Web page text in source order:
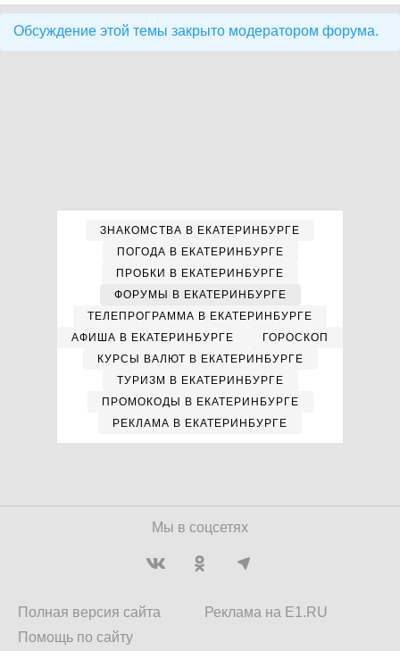
Обсуждение этой темы закрыто модератором форума.
ЗНАКОМСТВА В ЕКАТЕРИНБУРГЕ
ПОГОДА В ЕКАТЕРИНБУРГЕ
ПРОБКИ В ЕКАТЕРИНБУРГЕ
ФОРУМЫ В ЕКАТЕРИНБУРГЕ
ТЕЛЕПРОГРАММА В ЕКАТЕРИНБУРГЕ
АФИША В ЕКАТЕРИНБУРГЕ
ГОРОСКОП
КУРСЫ ВАЛЮТ В ЕКАТЕРИНБУРГЕ
ТУРИЗМ В ЕКАТЕРИНБУРГЕ
ПРОМОКОДЫ В ЕКАТЕРИНБУРГЕ
РЕКЛАМА В ЕКАТЕРИНБУРГЕ
Мы в соцсетях
Полная версия сайта
Помощь по сайту
Реклама на E1.RU